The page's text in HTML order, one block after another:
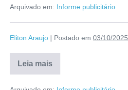
Arquivado em: Informe publicitário
Eliton Araujo | Postado em 03/10/2025
Leia mais